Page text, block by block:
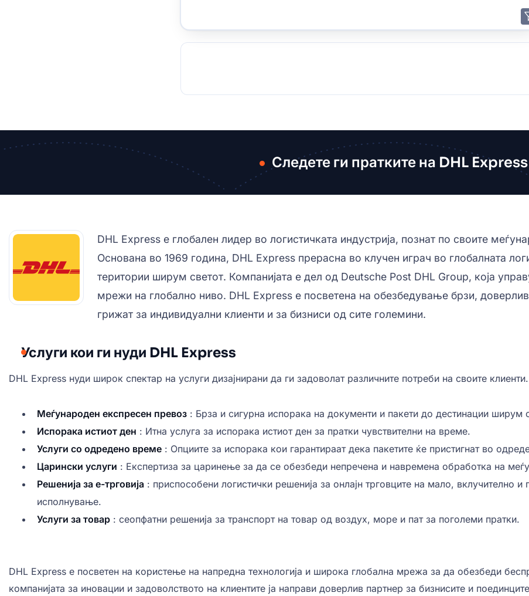
Следете ги пратките на DHL Express
DHL Express е глобален лидер во логистичката индустрија, познат по своите
Основана во 1969 година, DHL Express прерасна во клучен играч во глобалната
територии ширум светот. Компанијата е дел од Deutsche Post DHL Group, која
мрежи на глобално ниво. DHL Express е посветена на обезбедување брзи,
грижат за индивидуални клиенти и за бизниси од сите големини.
Услуги кои ги нуди DHL Express
DHL Express нуди широк спектар на услуги дизајнирани да ги задоволат различните потреби на своите
Меѓународен експресен превоз : Брза и сигурна испорака на документи и пакети до дестинации ширум
Испорака истиот ден : Итна услуга за испорака истиот ден за пратки чувствителни на време.
Услуги со одредено време : Опциите за испорака кои гарантираат дека пакетите ќе пристигнат во
Царински услуги : Експертиза за царинење за да се обезбеди непречена и навремена обработка на
Решенија за е-трговија : приспособени логистички решенија за онлајн трговците на мало, вклучително
исполнување.
Услуги за товар : сеопфатни решенија за транспорт на товар од воздух, море и пат за поголеми пратки.
DHL Express е посветен на користење на напредна технологија и широка глобална мрежа за да обезбеди
компанијата за иновации и задоволството на клиентите ја направи доверлив партнер за бизнисите и